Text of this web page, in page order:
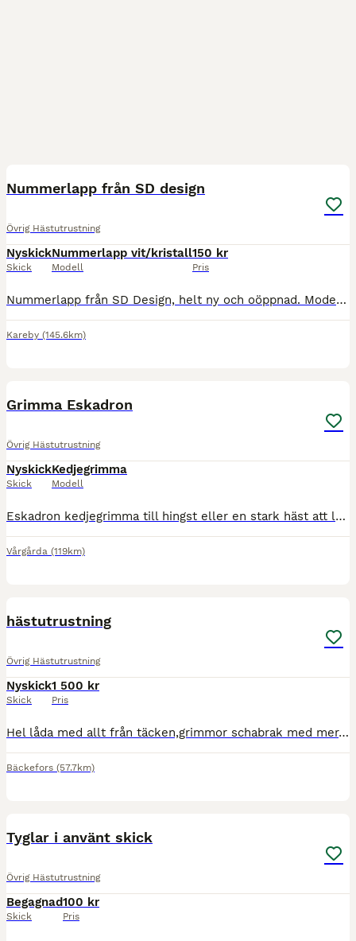
Nummerlapp från SD design
Övrig Hästutrustning
Nyskick
Skick
Nummerlapp vit/kristall
Modell
150 kr
Pris
Nummerlapp från SD Design, helt ny och oöppnad. Modell Vit/Kristall med silvriga kristaller runt kanten. Säljes för 150 kr frakt.😊
Kareby (145.6km)
Grimma Eskadron
Övrig Hästutrustning
Nyskick
Skick
Kedjegrimma
Modell
Eskadron kedjegrimma till hingst eller en stark häst att leda. 1 st strl F helt ny marinblå Pris: 300 kr 1 st strl Cob marinblå Pris: 100 kr Cathy Ståhl Tel 0760-355595
Vårgårda (119km)
hästutrustning
Övrig Hästutrustning
Nyskick
Skick
1 500 kr
Pris
Hel låda med allt från täcken,grimmor schabrak med mer. passar D-ponny liten häst. ( full på grimmor och stl 135 i täcken.) Allt för 1500.-kan skickas om köpare betalar frakten, kan tas med till Melle
Bäckefors (57.7km)
Tyglar i använt skick
Övrig Hästutrustning
Begagnad
Skick
100 kr
Pris